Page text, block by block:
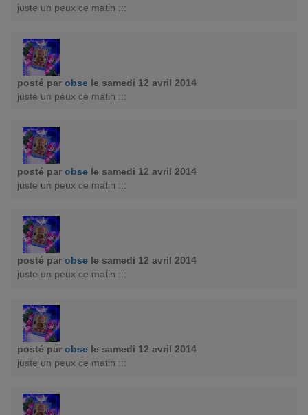
juste un peux ce matin :::
posté par obse le samedi 12 avril 2014
juste un peux ce matin :::
posté par obse le samedi 12 avril 2014
juste un peux ce matin :::
posté par obse le samedi 12 avril 2014
juste un peux ce matin :::
posté par obse le samedi 12 avril 2014
juste un peux ce matin :::